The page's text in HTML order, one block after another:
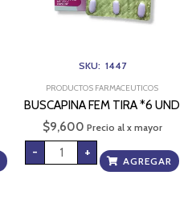
SKU: 1447
PRODUCTOS FARMACEUTICOS
BUSCAPINA FEM TIRA *6 UND
$9,600 Precio al x mayor
- +
AGREGAR